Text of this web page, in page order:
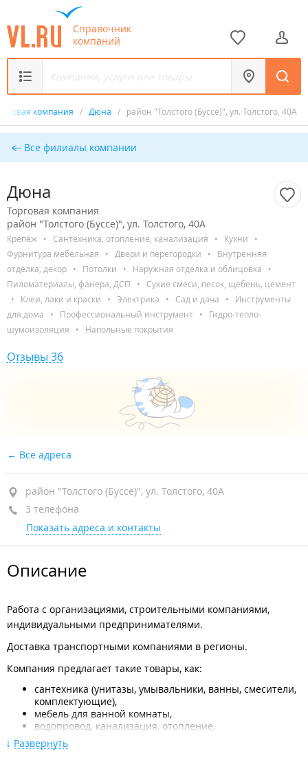
Справочник
компаний
компания / Дюна / район "Толстого (Буссе)", ул. Толстого, 40А
Все филиалы компании
Дюна
Торговая компания
район "Толстого (Буссе)", ул. Толстого, 40А
Крепёж • Сантехника, отопление, канализация • Кухни
•
Фурнитура мебельная
• Двери и перегородки •
Внутренняя
отделка, декор
• Потолки • Наружная отделка и облицовка
•
Пиломатериалы, фанера, ДСП
•
Сухие смеси, песок, щебень, цемент
•
Клеи, лаки и краски • Электрика • Сад и дача •
Инструменты
для дома
• Профессиональный инструмент •
Гидро-тепло-
шумоизоляция
• Напольные покрытия
Отзывы 36
Все адреса
район "Толстого (Буссе)", ул. Толстого, 40А
3 телефона
Показать адреса и контакты
Описание
Работа с организациями, строительными компаниями,
индивидуальными предпринимателями.
Доставка транспортными компаниями в регионы.
Компания предлагает такие товары, как:
сантехника (унитазы, умывальники, ванны, смесители,
комплектующие),
мебель для ванной комнаты,
водопровод, канализация, отопление,
аксессуары для ванной и кухни,
водонагреватели, запасные части,
Развернуть